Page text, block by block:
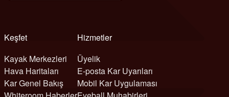
Keşfet
Kayak Merkezleri
Hava Haritaları
Kar Genel Bakış
Hizmetler
Üyelik
E-posta Kar Uyarıları
Mobil Kar Uygulaması